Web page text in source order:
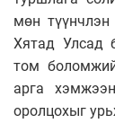
мөн
Хятад Улсад
том
арга
оролцохыг